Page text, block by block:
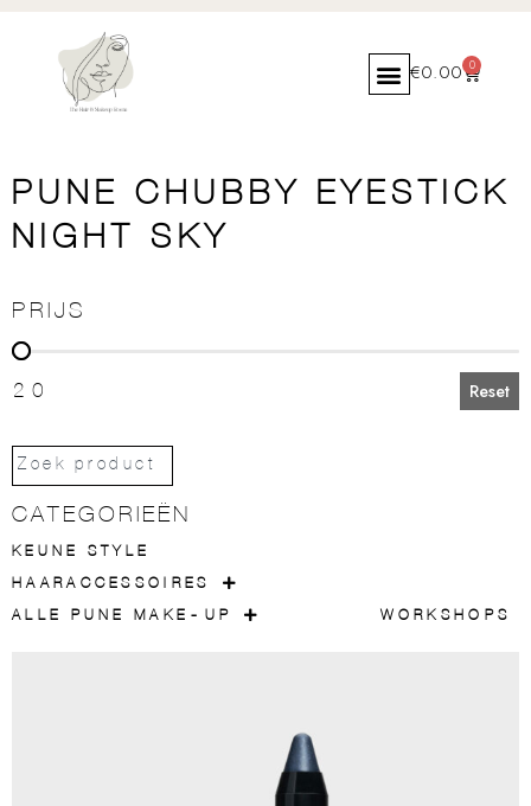
€0.00 0
PUNE CHUBBY EYESTICK
NIGHT SKY
PRIJS
PRIJS
20 Reset
CATEGORIEËN
KEUNE STYLE
HAARACCESSOIRES
ALLE PUNE MAKE-UP
WORKSHOPS